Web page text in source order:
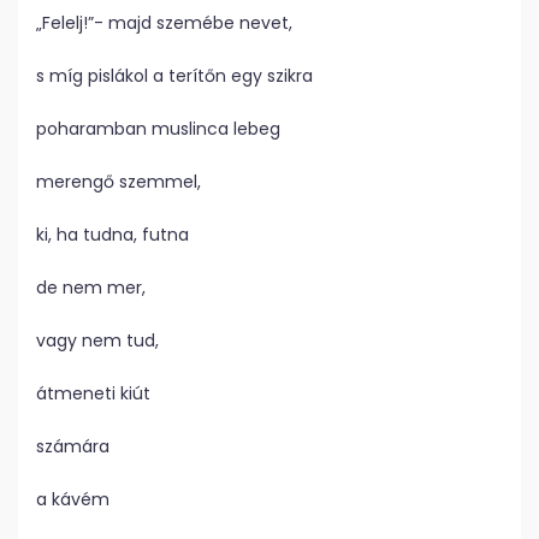
„Felelj!”- majd szemébe nevet,
s míg pislákol a terítőn egy szikra
poharamban muslinca lebeg
merengő szemmel,
ki, ha tudna, futna
de nem mer,
vagy nem tud,
átmeneti kiút
számára
a kávém